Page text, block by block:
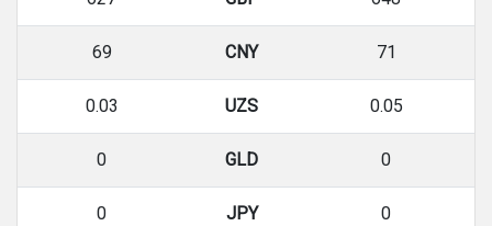
69 CNY 71
0.03 UZS 0.05
0 GLD 0
0 JPY 0